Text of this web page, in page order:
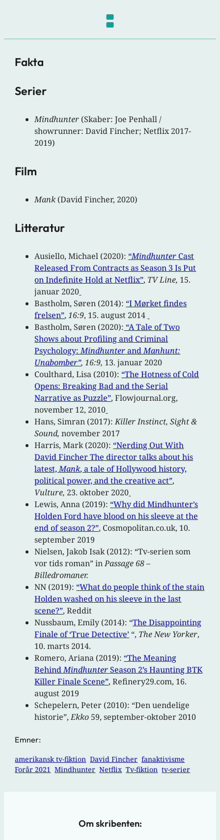
Fakta
Serier
Mindhunter (Skaber: Joe Penhall /
showrunner: David Fincher; Netflix 2017-
2019)
Film
Mank(David Fincher, 2020)
Litteratur
Ausiello, Michael (2020): “Mindhunter Cast
Released From Contracts as Season 3 Is Put
on Indefinite Hold at Netflix”, TV Line, 15.
januar 2020
Bastholm, Søren (2014): “I Mørket findes
frelsen”,16:9, 15. august 2014
Bastholm, Søren (2020): “A Tale of Two
Shows about Profiling and Criminal
Psychology:MindhunterandManhunt:
Unabomber”, 16:9, 13. januar 2020
Coulthard, Lisa (2010): “The Hotness of Cold
Opens: Breaking Bad and the Serial
Narrative as Puzzle”, Flowjournal.org,
november 12, 2010
Hans, Simran (2017):Killer Instinct, Sight &
Sound,november 2017
Harris, Mark (2020): “Nerding Out With
David Fincher The director talks about his
latest,Mank, a tale of Hollywood history,
political power, and the creative act”,
Vulture, 23. oktober 2020
Lewis, Anna (2019): “Why did Mindhunter’s
Holden Ford have blood on his sleeve at the
end of season 2?”, Cosmopolitan.co.uk, 10.
september 2019
Nielsen, Jakob Isak (2012): “Tv-serien som
vor tids roman” inPassage 68 –
Billedromaner.
NN (2019): “What do people think of the stain
Holden washed on his sleeve in the last
scene?”, Reddit
Nussbaum, Emily (2014): “The Disappointing
Finale of ‘True Detective’ “, The New Yorker,
10. marts 2014.
Romero, Ariana (2019): “The Meaning
BehindMindhunterSeason 2’s Haunting BTK
Killer Finale Scene”, Refinery29.com, 16.
august 2019
Schepelern, Peter (2010): “Den uendelige
historie”,Ekko 59, september-oktober 2010
Emner:
amerikansk tv-fiktion David Fincher fanaktivisme
Forår 2021 Mindhunter Netflix Tv-fiktion tv-serier
Om skribenten: